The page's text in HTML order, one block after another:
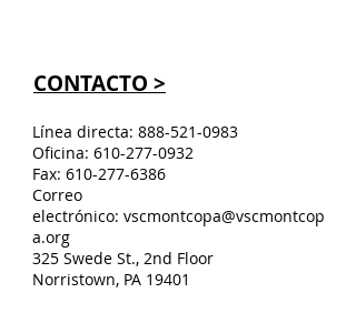
CONTACTO >
Línea directa: 888-521-0983
Oficina: 610-277-0932
Fax: 610-277-6386
Correo
electrónico: vscmontcopa@vscmontcop
a.org
325 Swede St., 2nd Floor
Norristown, PA 19401